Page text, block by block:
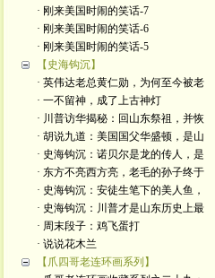
· 刚来美国时闹的笑话-7
· 刚来美国时闹的笑话-6
· 刚来美国时闹的笑话-5
【史海钩沉】
· 英伟达老总黄仁勋，为何至今被老
· 一不留神，成了上古神灯
· 川普访华揭秘：回山东祭祖，并恢
· 胡说九道：美国国父华盛顿，是山
· 史海钩沉：诺贝尔是龙的传人，是
· 东方不亮西方亮，老毛的孙子终于
· 史海钩沉：安徒生笔下的美人鱼，
· 史海钩沉：川普才是山东历史上最
· 周末段子：鸡飞蛋打
· 说说花木兰
【爪四哥老连环画系列】